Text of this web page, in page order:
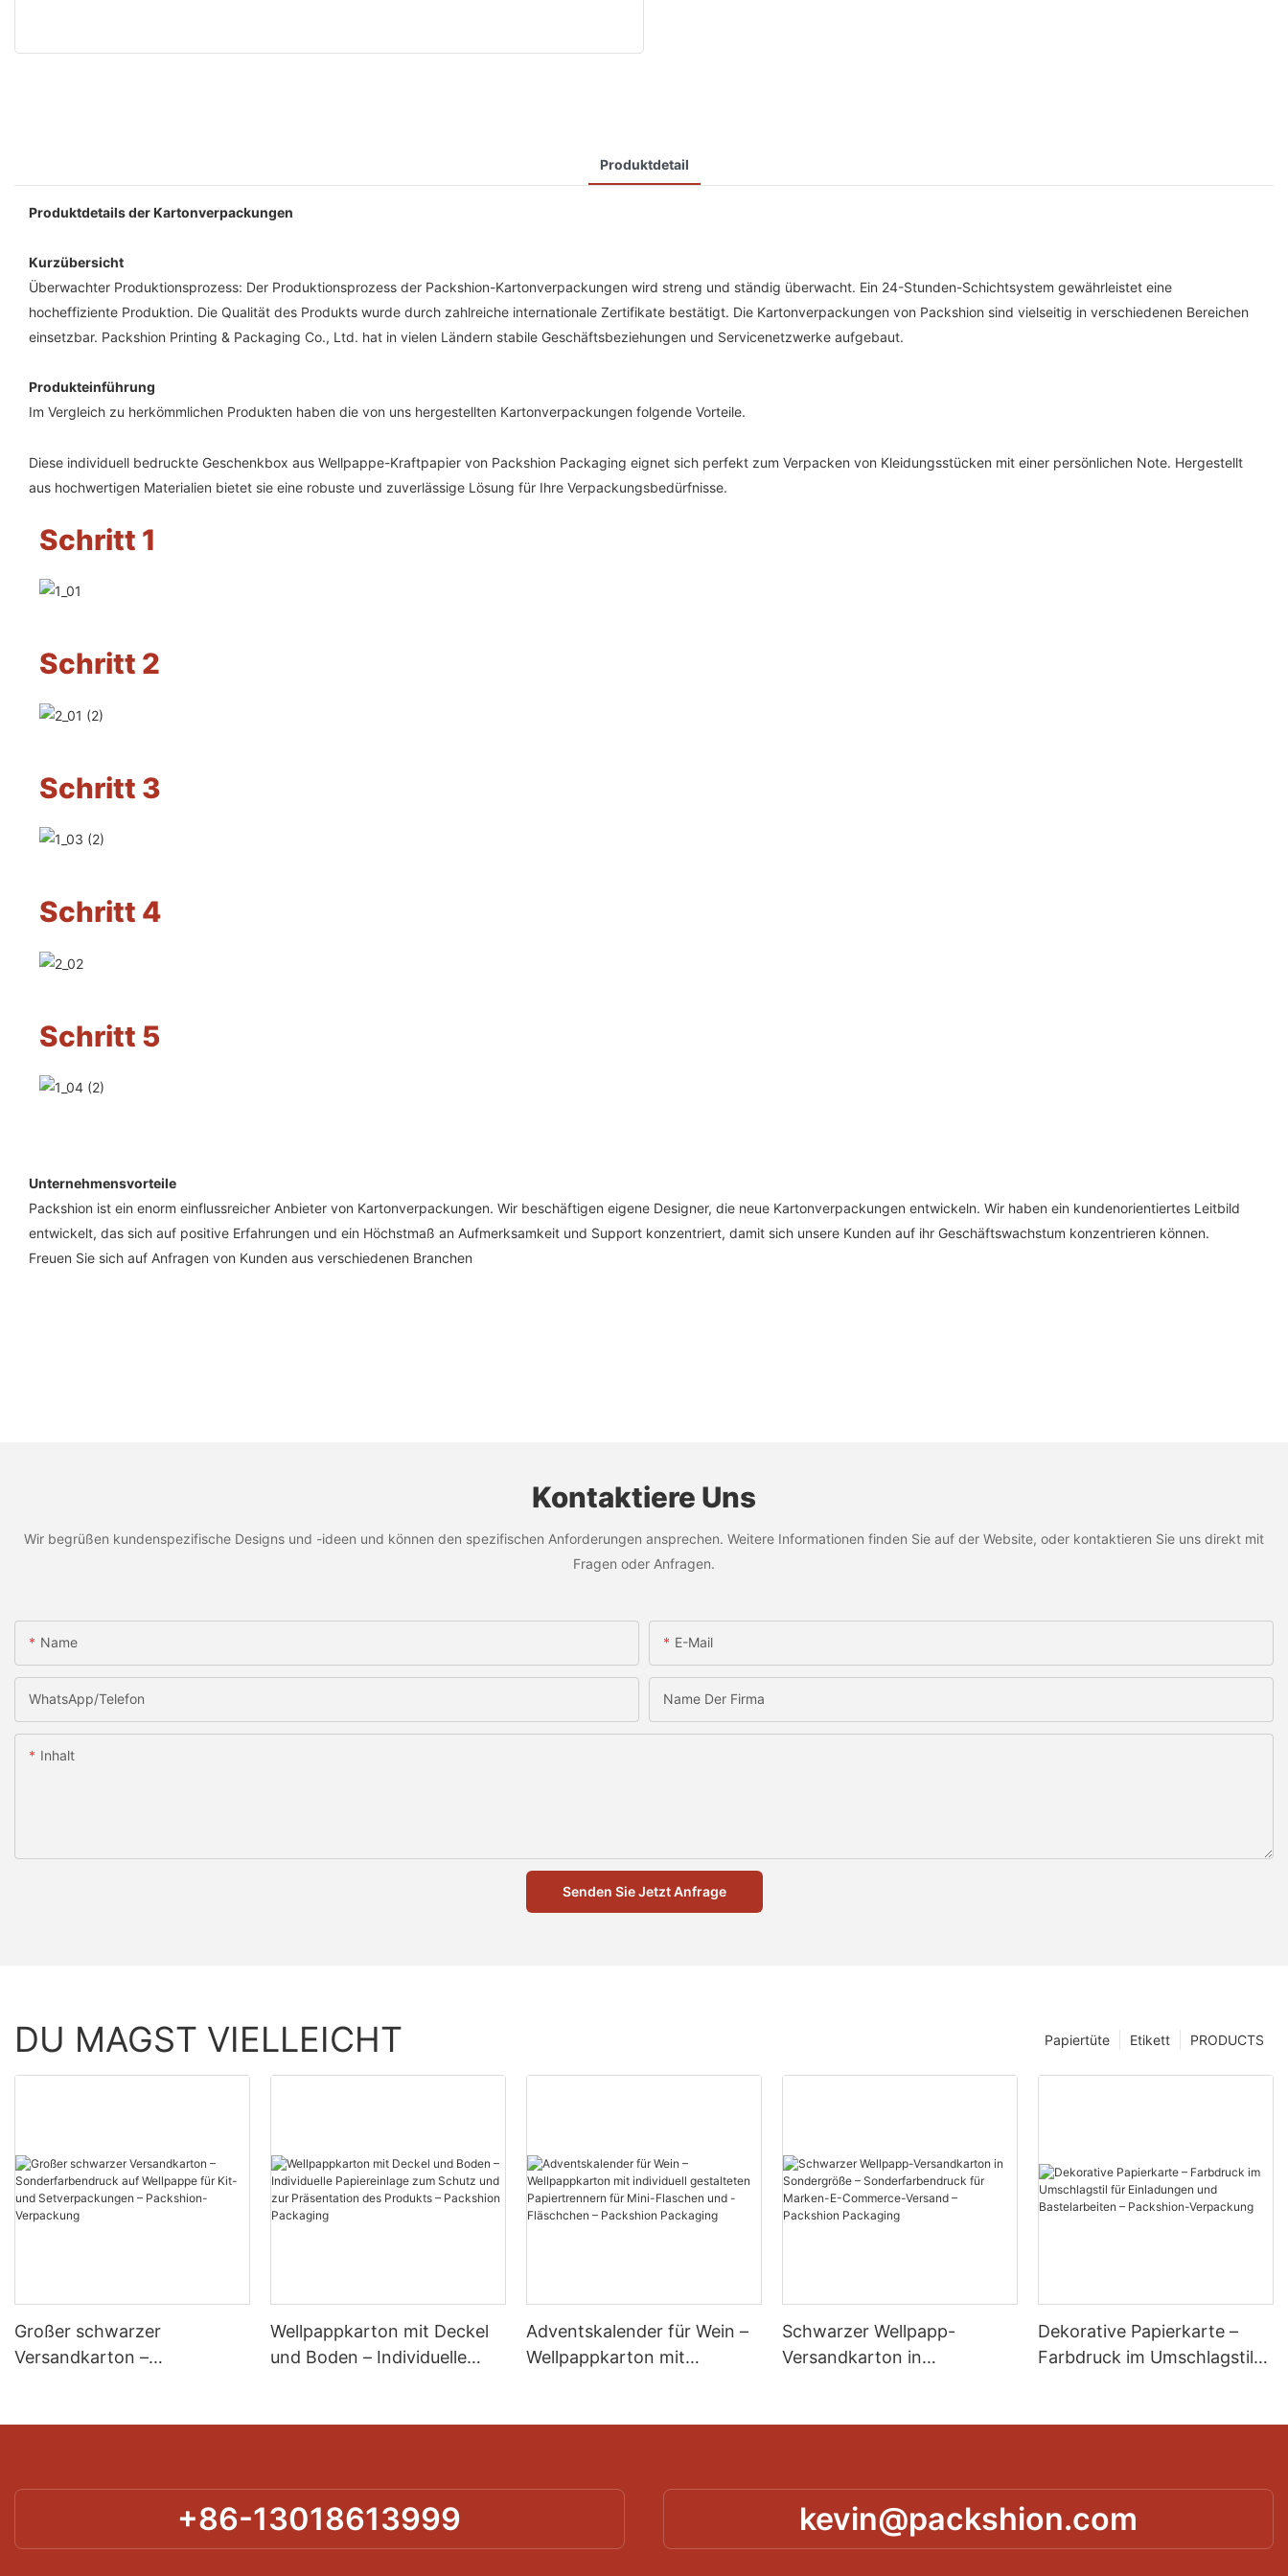
Produktdetail
Produktdetails der Kartonverpackungen
Kurzübersicht
Überwachter Produktionsprozess: Der Produktionsprozess der Packshion-Kartonverpackungen wird streng und ständig überwacht. Ein 24-Stunden-Schichtsystem gewährleistet eine
hocheffiziente Produktion. Die Qualität des Produkts wurde durch zahlreiche internationale Zertifikate bestätigt. Die Kartonverpackungen von Packshion sind vielseitig in verschiedenen Bereichen
einsetzbar. Packshion Printing & Packaging Co., Ltd. hat in vielen Ländern stabile Geschäftsbeziehungen und Servicenetzwerke aufgebaut.
Produkteinführung
Im Vergleich zu herkömmlichen Produkten haben die von uns hergestellten Kartonverpackungen folgende Vorteile.
Diese individuell bedruckte Geschenkbox aus Wellpappe-Kraftpapier von Packshion Packaging eignet sich perfekt zum Verpacken von Kleidungsstücken mit einer persönlichen Note. Hergestellt
aus hochwertigen Materialien bietet sie eine robuste und zuverlässige Lösung für Ihre Verpackungsbedürfnisse.
Schritt 1
Schritt 2
Schritt 3
Schritt 4
Schritt 5
Unternehmensvorteile
Packshion ist ein enorm einflussreicher Anbieter von Kartonverpackungen. Wir beschäftigen eigene Designer, die neue Kartonverpackungen entwickeln. Wir haben ein kundenorientiertes Leitbild
entwickelt, das sich auf positive Erfahrungen und ein Höchstmaß an Aufmerksamkeit und Support konzentriert, damit sich unsere Kunden auf ihr Geschäftswachstum konzentrieren können.
Freuen Sie sich auf Anfragen von Kunden aus verschiedenen Branchen
Kontaktiere Uns
Wir begrüßen kundenspezifische Designs und -ideen und können den spezifischen Anforderungen ansprechen. Weitere Informationen finden Sie auf der Website, oder kontaktieren Sie uns direkt mit
Fragen oder Anfragen.
Name E-Mail
WhatsApp/Telefon Name Der Firma
Inhalt
Senden Sie Jetzt Anfrage
DU MAGST VIELLEICHT PRODUCTS
Etikett
Papiertüte
Großer schwarzer
Versandkarton –
Wellpappkarton mit Deckel
und Boden – Individuelle
Adventskalender für Wein –
Wellpappkarton mit
Schwarzer Wellpapp-
Versandkarton in
Packaging
Dekorative Papierkarte –
Farbdruck im Umschlagstil
+86-13018613999 kevin@packshion.com